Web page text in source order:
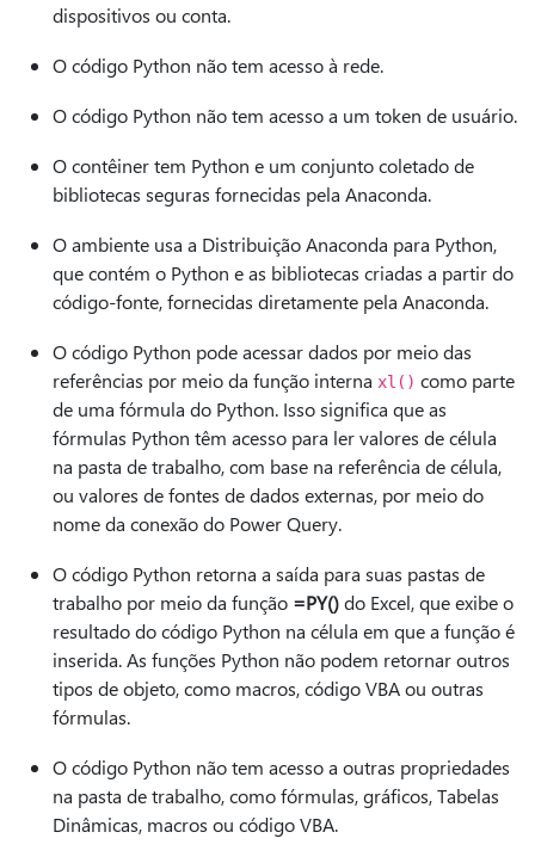
dispositivos ou conta.
O código Python não tem acesso à rede.
O código Python não tem acesso a um token de usuário.
O contêiner tem Python e um conjunto coletado de
bibliotecas seguras fornecidas pela Anaconda.
O ambiente usa a Distribuição Anaconda para Python,
que contém o Python e as bibliotecas criadas a partir do
código-fonte, fornecidas diretamente pela Anaconda.
O código Python pode acessar dados por meio das
referências por meio da função interna xl() como parte
de uma fórmula do Python. Isso significa que as
fórmulas Python têm acesso para ler valores de célula
na pasta de trabalho, com base na referência de célula,
ou valores de fontes de dados externas, por meio do
nome da conexão do Power Query.
O código Python retorna a saída para suas pastas de
trabalho por meio da função =PY()do Excel, que exibe o
resultado do código Python na célula em que a função é
inserida. As funções Python não podem retornar outros
tipos de objeto, como macros, código VBA ou outras
fórmulas.
O código Python não tem acesso a outras propriedades
na pasta de trabalho, como fórmulas, gráficos, Tabelas
Dinâmicas, macros ou código VBA.